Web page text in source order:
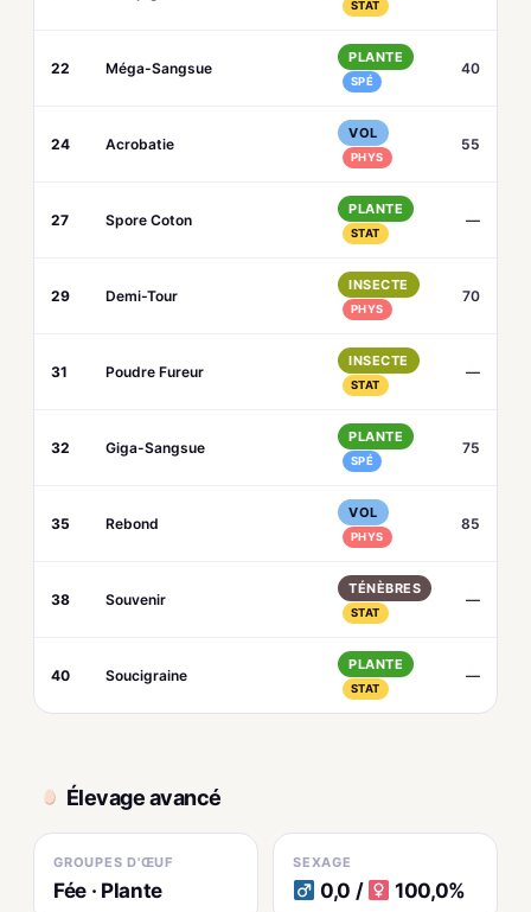
STAT
22 Méga-Sangsue
PLANTE
SPÉ
40
24 Acrobatie
VOL
PHYS
55
27 Spore Coton
PLANTE
STAT
—
29 Demi-Tour
INSECTE
PHYS
70
31 Poudre Fureur
INSECTE
STAT
—
32 Giga-Sangsue
PLANTE
SPÉ
75
35 Rebond
VOL
PHYS
85
38 Souvenir
TÉNÈBRES
STAT
—
40 Soucigraine
PLANTE
STAT
—
Élevage avancé
GROUPES D'ŒUF
Fée · Plante
SEXAGE
0,0 / 100,0%